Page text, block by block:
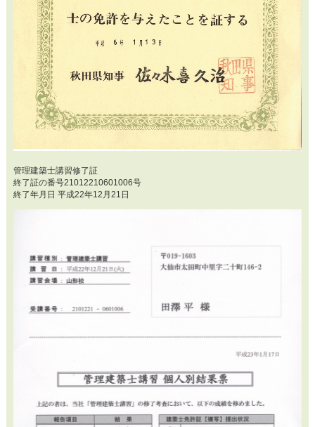
管理建築士講習修了証
終了証の番号21012210601006号
終了年月日 平成22年12月21日